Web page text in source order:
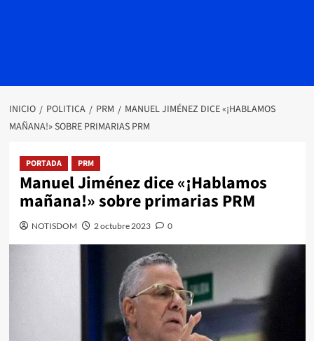
INICIO POLITICA PRM
MANUEL JIMÉNEZ DICE «¡HABLAMOS
MAÑANA!» SOBRE PRIMARIAS PRM
PORTADA PRM
Manuel Jiménez dice «¡Hablamos
mañana!» sobre primarias PRM
NOTISDOM 2 octubre 2023 0